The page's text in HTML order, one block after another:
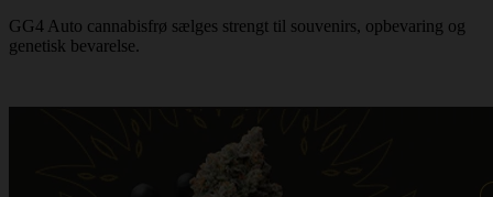
GG4 Auto cannabisfrø sælges strengt til souvenirs, opbevaring og
genetisk bevarelse.